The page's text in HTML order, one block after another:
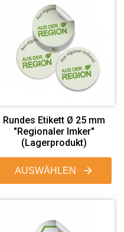
Rundes Etikett Ø 25 mm
"Regionaler Imker"
(Lagerprodukt)
AUSWÄHLEN